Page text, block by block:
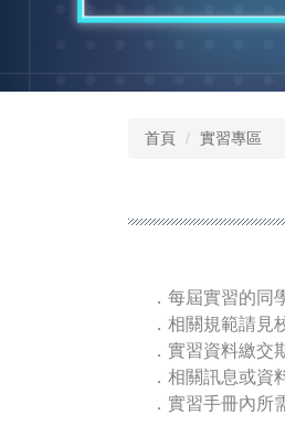
首頁 實習專區
．每屆實習的
．相關規範請見
．實習資料繳交
．相關訊息或資
．實習手冊內